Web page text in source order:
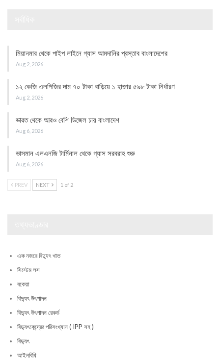
মিয়ানমার থেকে পাইপ লাইনে গ্যাস আমদানির প্রস্তাব বাংলাদেশের
Aug 2, 2026
১২ কেজি এলপিজির দাম ৭০ টাকা বাড়িয়ে ১ হাজার ৫৯৮ টাকা নির্ধারণ
Aug 2, 2026
ভারত থেকে আরও বেশি ডিজেল চায় বাংলাদেশ
Aug 6, 2026
ভাসমান এলএনজি টার্মিনাল থেকে গ্যাস সরবরাহ শুরু
Aug 6, 2026
PREV NEXT 1 of 2
এক নজরে বিদ্যুৎ খাত
সিস্টেম লস
বকেয়া
বিদ্যুৎ উৎপাদন
বিদ্যুৎ উৎপাদন রেকর্ড
বিদ্যুৎকেন্দ্রের পরিসংখ্যান ( IPP সহ )
বিদ্যুৎ
আইনবিধি